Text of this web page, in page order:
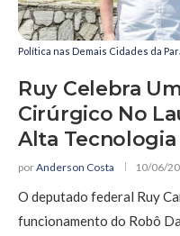
Política nas Demais Cidades da
Ruy Celebra
Cirúrgico No
Alta Tecnologia
porAnderson Costa 10/06/
O deputado federal Ruy
funcionamento do Robô